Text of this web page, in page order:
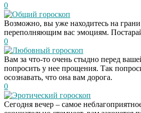
0
Общий гороскоп
Возможно, вы уже находитесь на
переполняющим вас эмоциям.
0
Любовный гороскоп
Вам за что-то очень стыдно перед
попросить у нее прощения. Так
осознавать, что она вам дорога.
0
Эротический гороскоп
Сегодня вечер – самое